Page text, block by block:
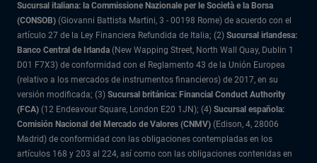
Sucursal italiana: la Commissione Nazionale per le Società e la Borsa
(CONSOB) (Giovanni Battista Martini, 3 - 00198 Rome) de acuerdo con el
artículo 27 de la Ley Financiera Refundida de Italia; (2) Sucursal irlandesa:
Banco Central de Irlanda (New Wapping Street, North Wall Quay, Dublin 1
D01 F7X3) de conformidad con el Reglamento 43 de la Unión Europea
(relativo a los mercados de instrumentos financieros) de 2017, en su
versión modificada; (3) Sucursal británica: Financial Conduct Authority
(FCA) (12 Endeavour Square, London E20 1JN); (4) Sucursal española:
Comisión Nacional del Mercado de Valores (CNMV) (Edison, 4, 28006
Madrid) de conformidad con las obligaciones contempladas en los
artículos 168 y 203 al 224, así como con las obligaciones contenidas en